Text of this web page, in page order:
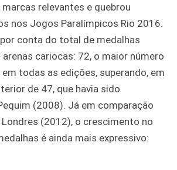
relevantes e quebrou
nos Jogos Paralímpicos Rio 2016.
conta do total de medalhas
cariocas: 72, o maior número
todas as edições, superando, em
de 47, que havia sido
(2008). Já em comparação
(2012), o crescimento no
é ainda mais expressivo: